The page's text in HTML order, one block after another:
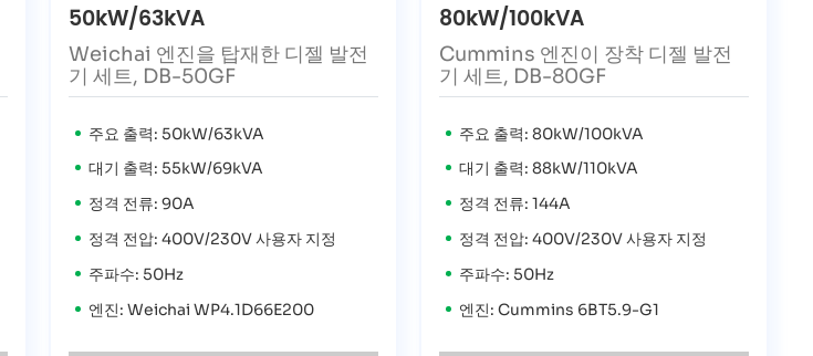
50kW/63kVA
Weichai 엔진을 탑재한 디젤 발전
기 세트, DB-50GF
주요 출력: 50kW/63kVA
대기 출력: 55kW/69kVA
정격 전류: 90A
정격 전압: 400V/230V 사용자 지정
주파수: 50Hz
엔진: Weichai WP4.1D66E200
80kW/100kVA
Cummins 엔진이 장착 디젤 발전
기 세트, DB-80GF
주요 출력: 80kW/100kVA
대기 출력: 88kW/110kVA
정격 전류: 144A
정격 전압: 400V/230V 사용자 지정
주파수: 50Hz
엔진: Cummins 6BT5.9-G1